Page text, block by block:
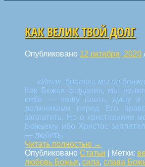
Навигация по статьям
КАК ВЕЛИК ТВОЙ ДОЛГ
Опубликовано 12 октября, 2020
«Итак, братия, мы не
Как Божьи создания, мы
себя — нашу плоть, душу и
должниками перед Его
заплатить. Но о христианине
Божьему, ибо Христос
— любить.
Читать полностью →
ОпубликованоСтатьи Метки:
любовь Божья,сила,слава